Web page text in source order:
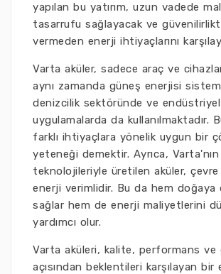
yapılan bu yatırım, uzun vadede
tasarrufu sağlayacak ve
vermeden enerji ihtiyaçlarını
Varta aküler, sadece araç ve
aynı zamanda güneş enerjisi
denizcilik sektöründe ve endüstriyel
uygulamalarda da kullanılmaktadır.
farklı ihtiyaçlara yönelik uygun bir
yeteneği demektir. Ayrıca,
teknolojileriyle üretilen aküler,
enerji verimlidir. Bu da hem doğaya
sağlar hem de enerji maliyetlerini
yardımcı olur.
Varta aküleri, kalite, performans ve
açısından beklentileri karşılayan bir